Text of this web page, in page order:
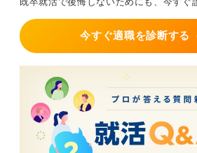
今すぐ適職を診断する